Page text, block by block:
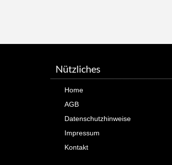
Nützliches
Home
AGB
Datenschutzhinweise
Impressum
Kontakt